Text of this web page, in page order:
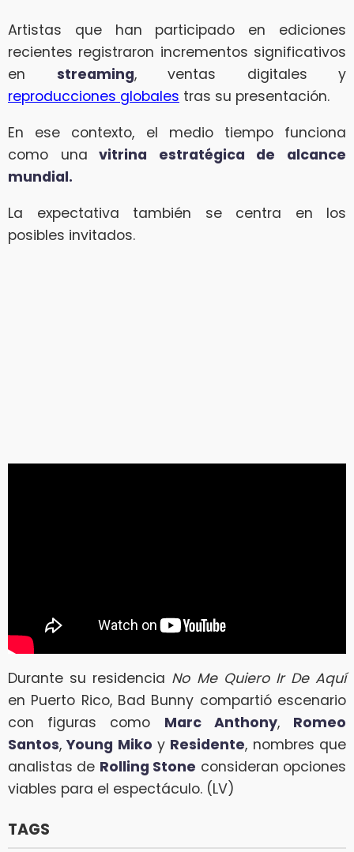
Artistas que han participado en ediciones
recientes registraron incrementos significativos
en streaming, ventas digitales y
reproducciones globales tras su presentación.
En ese contexto, el medio tiempo funciona
como una vitrina estratégica de alcance
mundial.
La expectativa también se centra en los
posibles invitados.
Durante su residencia No Me Quiero Ir De Aquí
en Puerto Rico, Bad Bunny compartió escenario
con figuras como Marc Anthony, Romeo
Santos,Young Miko y Residente, nombres que
analistas de Rolling Stone consideran opciones
viables para el espectáculo. (LV)
TAGS